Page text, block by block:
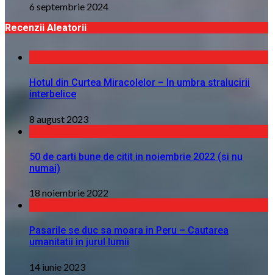
6 septembrie 2024
Recenzii Aleatorii
Hotul din Curtea Miracolelor – In umbra stralucirii
interbelice
8 august 2023
50 de carti bune de citit in noiembrie 2022 (si nu
numai)
18 noiembrie 2022
Pasarile se duc sa moara in Peru – Cautarea
umanitatii in jurul lumii
14 iunie 2023